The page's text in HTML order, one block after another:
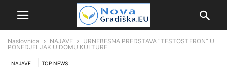
Naslovnica NAJAVE
URNEBESNA PREDSTAVA “TESTOSTERON” U
PONEDJELJAK U DOMU KULTURE
NAJAVE TOP NEWS